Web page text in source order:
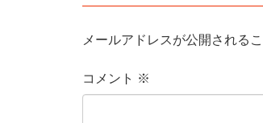
メールアドレスが公開される
コメント ※